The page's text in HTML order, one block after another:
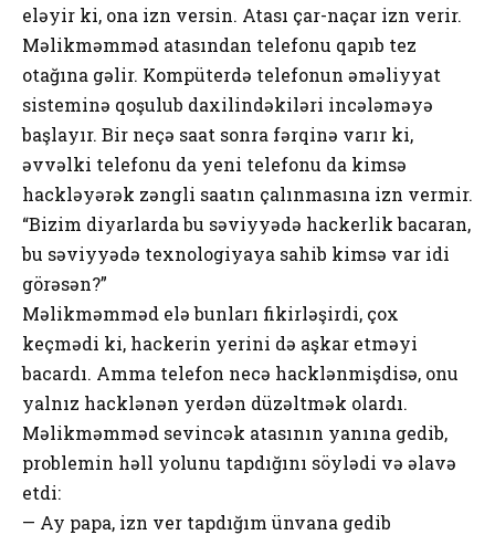
eləyir ki, ona izn versin. Atası çar-naçar izn verir.
Məlikməmməd atasından telefonu qapıb tez
otağına gəlir. Kompüterdə telefonun əməliyyat
sisteminə qoşulub daxilindəkiləri incələməyə
başlayır. Bir neçə saat sonra fərqinə varır ki,
əvvəlki telefonu da yeni telefonu da kimsə
hackləyərək zəngli saatın çalınmasına izn vermir.
“Bizim diyarlarda bu səviyyədə hackerlik bacaran,
bu səviyyədə texnologiyaya sahib kimsə var idi
görəsən?”
Məlikməmməd elə bunları fikirləşirdi, çox
keçmədi ki, hackerin yerini də aşkar etməyi
bacardı. Amma telefon necə hacklənmişdisə, onu
yalnız hacklənən yerdən düzəltmək olardı.
Məlikməmməd sevincək atasının yanına gedib,
problemin həll yolunu tapdığını söylədi və əlavə
etdi:
— ⁠Ay papa, izn ver tapdığım ünvana gedib